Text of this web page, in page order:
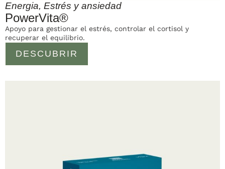
Energia, Estrés y ansiedad
PowerVita®
DESCUBRIR
Apoyo para gestionar el estrés, controlar el cortisol y
recuperar el equilibrio.